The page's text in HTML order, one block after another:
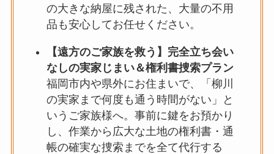
の大きな納屋に残された、大量の不用
品も安心してお任せください。
【遠方のご家族を救う】完全立ち会い
なしの実家じまい＆権利書捜索プラン
福岡市内や県外にお住まいで、「柳川
の実家まで何度も通う時間がない」と
いうご家族様へ。事前に鍵をお預かり
し、作業から広大な土地の権利書・通
帳の確実な捜索までを全て代行する